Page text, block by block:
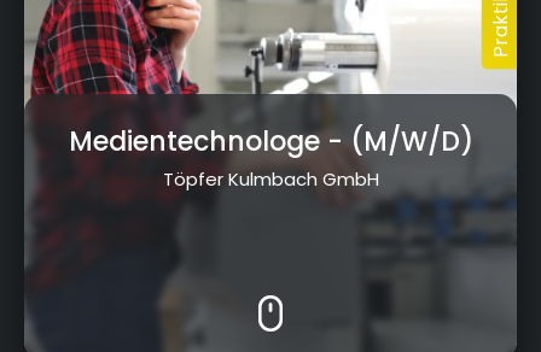
Medientechnologe- (M/W/D)
Töpfer Kulmbach GmbH